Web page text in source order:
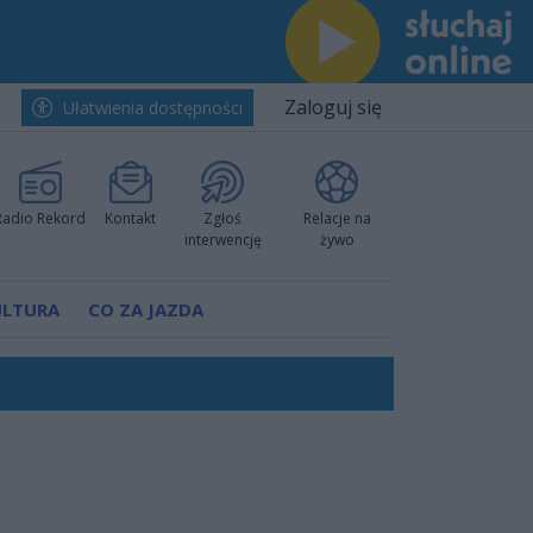
Ułatwienia dostępności Zaloguj się
Rekord Kontakt
Zgłoś
interwencję
Relacje na
żywo
CO ZA JAZDA